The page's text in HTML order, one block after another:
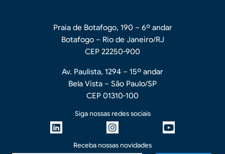
Praia de Botafogo, 190 – 6º andar
Botafogo – Rio de Janeiro/RJ
CEP 22250-900
Av. Paulista, 1294 – 15º andar
Bela Vista – São Paulo/SP
CEP 01310-100
Siga nossas redes sociais
Receba nossas novidades